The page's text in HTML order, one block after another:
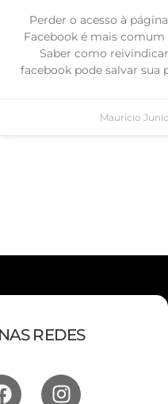
Perder o acesso à
Facebook é mais comum
Saber como
facebook pode salvar sua
Mauricio
REDES